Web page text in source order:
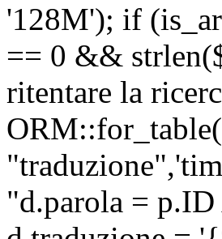
'128M'); if
== 0 &&
ritentare la
"d.parola =